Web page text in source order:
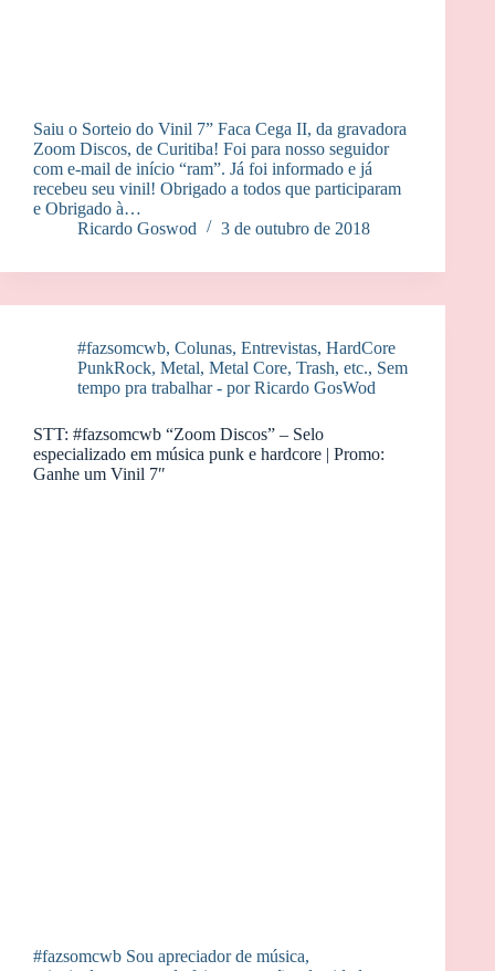
Saiu o Sorteio do Vinil 7” Faca Cega II, da gravadora
Zoom Discos, de Curitiba! Foi para nosso seguidor
com e-mail de início “ram”. Já foi informado e já
recebeu seu vinil! Obrigado a todos que participaram
e Obrigado à…
Ricardo Goswod
3 de outubro de 2018
#fazsomcwb, Colunas, Entrevistas, HardCore
PunkRock, Metal, Metal Core, Trash, etc., Sem
tempo pra trabalhar - por Ricardo GosWod
STT: #fazsomcwb “Zoom Discos” – Selo
especializado em música punk e hardcore | Promo:
Ganhe um Vinil 7″
#fazsomcwb Sou apreciador de música,